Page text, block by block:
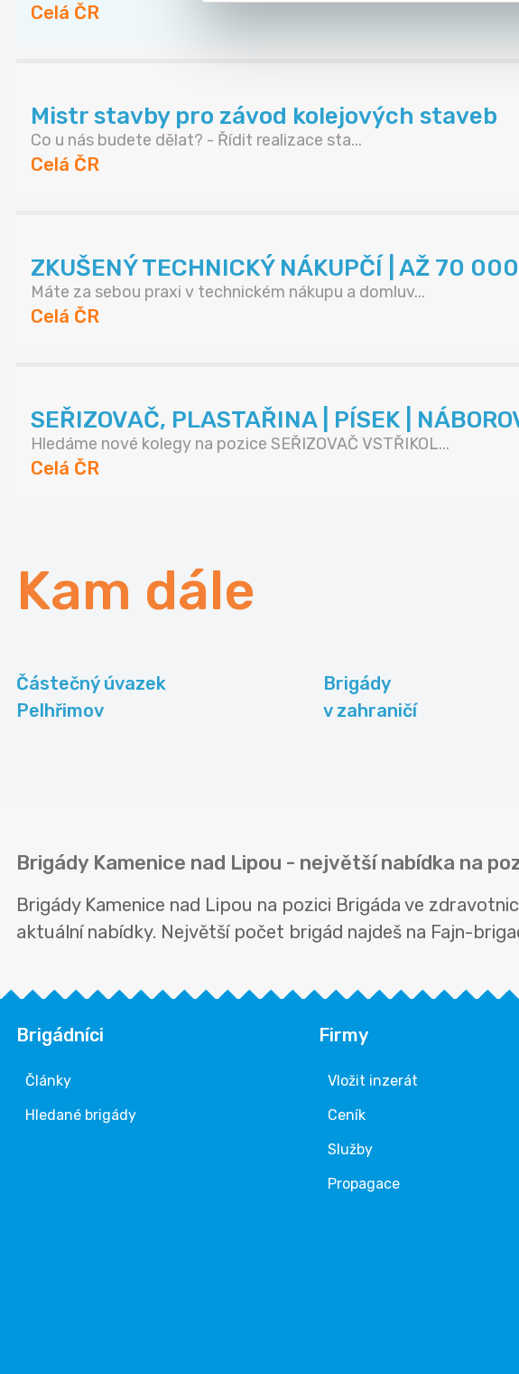
Celá ČR
Mistr stavby pro závod kolejových staveb
Co u nás budete dělat? - Řídit realizace sta...
Celá ČR
ZKUŠENÝ TECHNICKÝ NÁKUPČÍ | AŽ 70
Máte za sebou praxi v technickém nákupu a domluv...
Celá ČR
SEŘIZOVAČ, PLASTAŘINA | PÍSEK |
Hledáme nové kolegy na pozice SEŘIZOVAČ VSTŘIKOL...
Celá ČR
Kam dále
Částečný úvazek
Pelhřimov
Brigády
v zahraničí
Brigády Kamenice nad Lipou - největší nabídka na
Brigády Kamenice nad Lipou na pozici Brigáda ve
aktuální nabídky. Největší počet brigád najdeš na Fajn-
Brigádníci
Články
Hledané brigády
Firmy
Vložit inzerát
Ceník
Služby
Propagace